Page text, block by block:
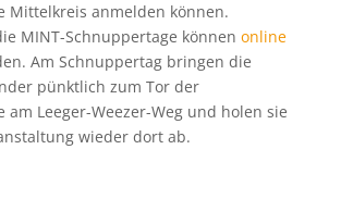
Mittelkreis anmelden können.
MINT-Schnuppertage können online
Am Schnuppertag bringen die
pünktlich zum Tor der
am Leeger-Weezer-Weg und holen sie
wieder dort ab.